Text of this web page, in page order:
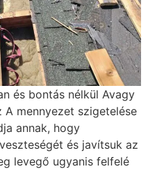
és bontás nélkül Avagy
mennyezet szigetelése
annak, hogy
és javítsuk az
levegő ugyanis felfelé